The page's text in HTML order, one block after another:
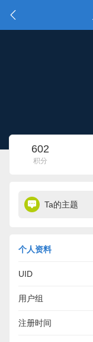
602
积分
Ta的主题
个人资料
UID
用户组
注册时间